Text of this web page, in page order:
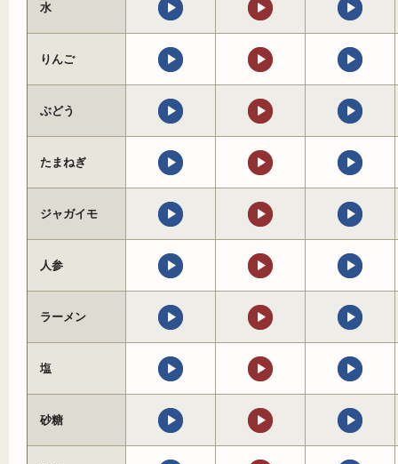
水
りんご
ぶどう
たまねぎ
ジャガイモ
人参
ラーメン
塩
砂糖